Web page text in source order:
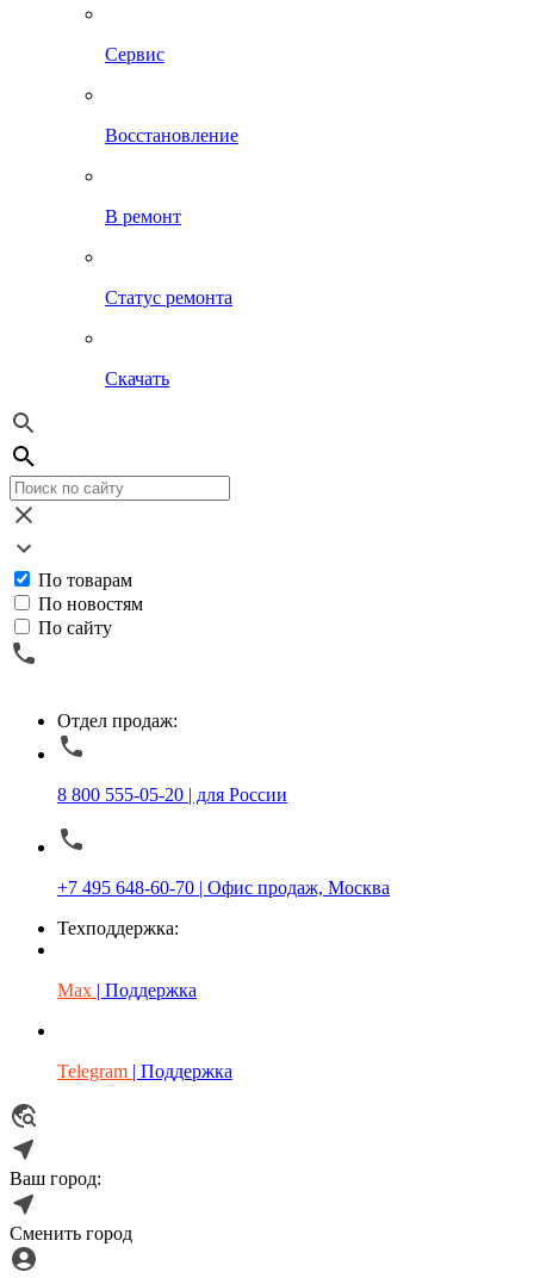
Сервис
Восстановление
В ремонт
Статус ремонта
Скачать
По товарам
По новостям
По сайту
Отдел продаж:
8 800 555-05-20 | для России
+7 495 648-60-70 | Офис продаж, Москва
Техподдержка:
Max | Поддержка
Telegram | Поддержка
Ваш город:
Сменить город